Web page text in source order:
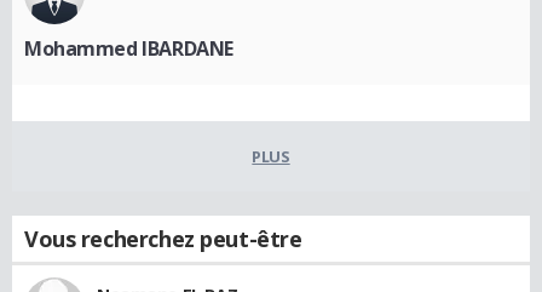
Mohammed IBARDANE
PLUS
Vous recherchez peut-être